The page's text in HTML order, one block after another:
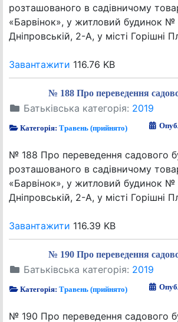
розташованого в садівничому
«Барвінок», у житловий будинок №
Дніпровській, 2-А, у місті Горішні
Завантажити 116.76 KB
№ 188 Про переведення
Батьківська категорія: 2019
Категорія:Травень (прийнято)
№ 188 Про переведення садового
розташованого в садівничому
«Барвінок», у житловий будинок №
Дніпровській, 2-А, у місті Горішні
Завантажити 116.39 KB
№ 190 Про переведення
Батьківська категорія: 2019
Категорія:Травень (прийнято)
№ 190 Про переведення садового